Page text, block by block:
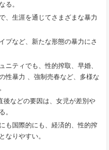
る。
、生涯を通じてさまざまな暴力
プなど、新たな形態の暴力にさ
ニティでも、性的搾取、早婚、
性暴力 、強制売春など、多様な
後などの要因は、女児が差別や
。
も国際的にも、経済的、性的搾
なりやすい。